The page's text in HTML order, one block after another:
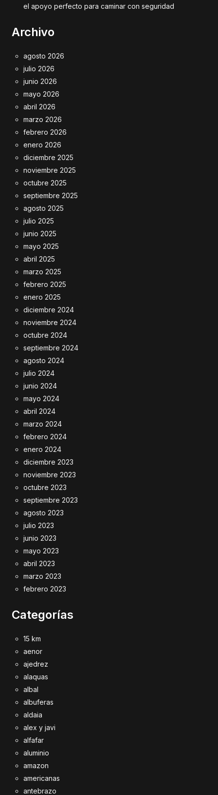
el apoyo perfecto para caminar con seguridad
Archivo
agosto 2026
julio 2026
junio 2026
mayo 2026
abril 2026
marzo 2026
febrero 2026
enero 2026
diciembre 2025
noviembre 2025
octubre 2025
septiembre 2025
agosto 2025
julio 2025
junio 2025
mayo 2025
abril 2025
marzo 2025
febrero 2025
enero 2025
diciembre 2024
noviembre 2024
octubre 2024
septiembre 2024
agosto 2024
julio 2024
junio 2024
mayo 2024
abril 2024
marzo 2024
febrero 2024
enero 2024
diciembre 2023
noviembre 2023
octubre 2023
septiembre 2023
agosto 2023
julio 2023
junio 2023
mayo 2023
abril 2023
marzo 2023
febrero 2023
Categorías
15 km
aenor
ajedrez
alaquas
albal
albuferas
aldaia
alex y javi
alfafar
aluminio
amazon
americanas
antebrazo